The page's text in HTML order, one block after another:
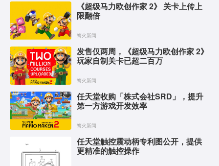
《超级马力欧创作家 2》 关卡上传上
限翻倍
篝火新闻
发售仅两周，《超级马力欧创作家 2》
玩家自制关卡已超二百万
篝火新闻
任天堂收购「株式会社SRD」，提升
第一方游戏开发效率
篝火新闻
任天堂触控震动柄专利图公开，提供
更精准的触控操作